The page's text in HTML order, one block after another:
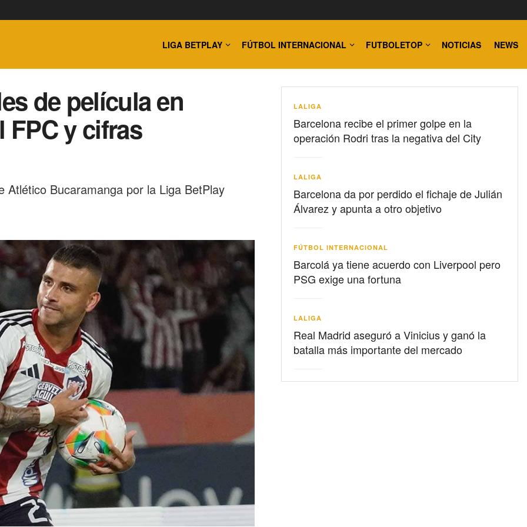
LIGA BETPLAY FÚTBOL INTERNACIONAL FUTBOLETOP NOTICIAS NEWS
de película en
y cifras
Bucaramanga por la Liga BetPlay
LALIGA
Barcelona recibe el primer golpe en la
operación Rodri tras la negativa del City
LALIGA
Barcelona da por perdido el fichaje de Julián
Álvarez y apunta a otro objetivo
FÚTBOL INTERNACIONAL
Barcolá ya tiene acuerdo con Liverpool pero
PSG exige una fortuna
LALIGA
Real Madrid aseguró a Vinicius y ganó la
batalla más importante del mercado